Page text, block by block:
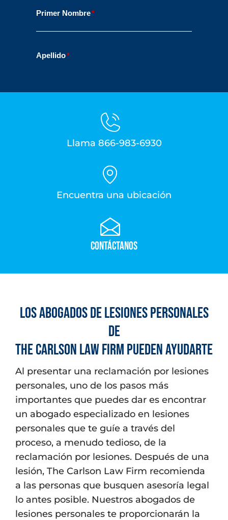
Llama 866-983-6930
Encuentra una ubicación
Contáctanos
Los ABOGADOS DE LESIONES PERSONALES
de
The Carlson Law Firm pueden ayudarte
Al presentar una reclamación por lesiones
personales, uno de los pasos más
importantes que puedes dar es encontrar
un abogado especializado en lesiones
personales que te guíe a través del
proceso, a menudo tedioso, de la
reclamación por lesiones. Después de una
lesión, The Carlson Law Firm recomienda
a las personas que busquen asesoría legal
lo antes posible. Nuestros abogados de
lesiones personales te proporcionarán la